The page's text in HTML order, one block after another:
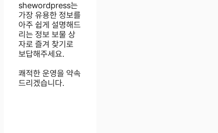
shewordpress는
가장 유용한 정보를
아주 쉽게 설명해드
리는 정보 보물 상
자로 즐겨 찾기로
보답해주세요.
쾌적한 운영을 약속
드리겠습니다.